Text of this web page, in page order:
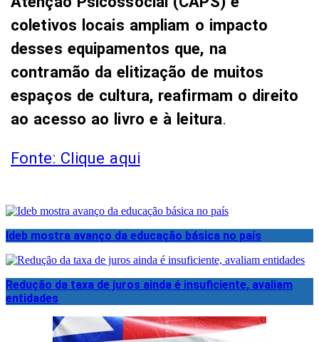
coletivos locais ampliam o impacto
desses equipamentos que, na
contramão da elitização de muitos
espaços de cultura, reafirmam o direito
ao acesso ao livro e à leitura.
Fonte: Clique aqui
Ideb mostra avanço da educação básica no país
Redução da taxa de juros ainda é insuficiente, avaliam
entidades